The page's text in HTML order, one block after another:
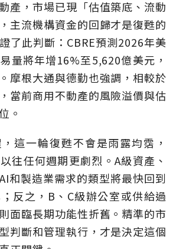
產，市場已現「估值築底、流動
主流機構資金的回歸才是復甦的
了此判斷：CBRE預測2026年美
量將年增16%至5,620億美元，
摩根大通與德勤也強調，相較於
當前商用不動產的風險溢價與估
。
這一輪復甦不會是雨露均霑，
往任何週期更劇烈。A級資產、
和製造業需求的類型將最快回到
反之，B、C級辦公室或供給過
面臨長期功能性折舊。精準的市
判斷和管理執行，才是決定這個